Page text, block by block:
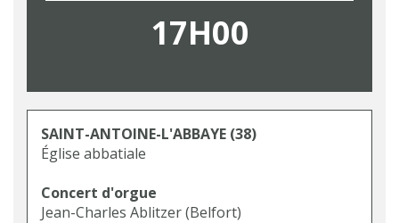
17H00
SAINT-ANTOINE-L'ABBAYE (38)
Église abbatiale
Concert d'orgue
Jean-Charles Ablitzer (Belfort)